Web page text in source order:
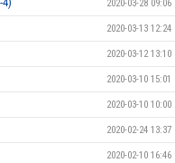
2020-03-28 09:06
2020-03-13 12:24
2020-03-12 13:10
2020-03-10 15:01
2020-03-10 10:00
2020-02-24 13:37
2020-02-10 16:46